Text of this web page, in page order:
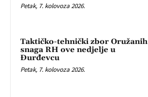
Petak, 7. kolovoza 2026.
Taktičko-tehnički zbor Oružanih
snaga RH ove nedjelje u
Đurđevcu
Petak, 7. kolovoza 2026.